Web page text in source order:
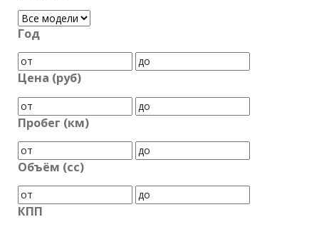
Год
Цена (руб)
Пробег (км)
Объём (cc)
КПП